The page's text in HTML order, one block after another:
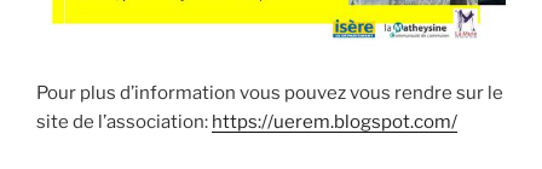
Pour plus d’information vous pouvez vous rendre sur le
site de l’association: https://uerem.blogspot.com/